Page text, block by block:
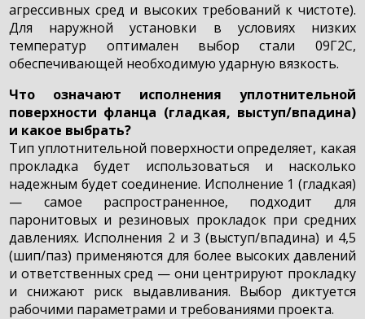
агрессивных сред и высоких требований к чистоте).
Для наружной установки в условиях низких
температур оптимален выбор стали 09Г2С,
обеспечивающей необходимую ударную вязкость.
Что означают исполнения уплотнительной
поверхности фланца (гладкая, выступ/впадина)
и какое выбрать?
Тип уплотнительной поверхности определяет, какая
прокладка будет использоваться и насколько
надежным будет соединение. Исполнение 1 (гладкая)
— самое распространенное, подходит для
паронитовых и резиновых прокладок при средних
давлениях. Исполнения 2 и 3 (выступ/впадина) и 4,5
(шип/паз) применяются для более высоких давлений
и ответственных сред — они центрируют прокладку
и снижают риск выдавливания. Выбор диктуется
рабочими параметрами и требованиями проекта.